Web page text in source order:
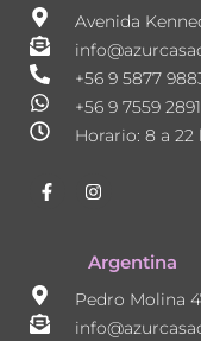
Avenida
+56 9 5877
+56 9 7559 2891
Horario: 8 a 22
F
a
o
-
I
n
a
g
a
m
Argentina
Pedro Molina